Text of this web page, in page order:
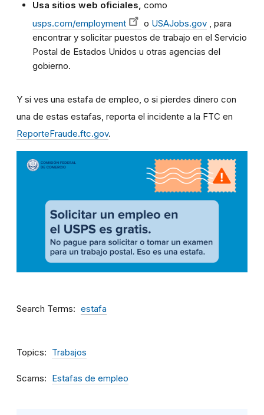
Usa sitios web oficiales, como
usps.com/employment
o USAJobs.gov , para
encontrar y solicitar puestos de trabajo en el Servicio
Postal de Estados Unidos u otras agencias del
gobierno.
Y si ves una estafa de empleo, o si pierdes dinero con
una de estas estafas, reporta el incidente a la FTC en
ReporteFraude.ftc.gov.
Search Terms estafa
Topics Trabajos
Scams Estafas de empleo